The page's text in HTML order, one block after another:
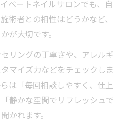
ベートネイルサロンでも、自
術者との相性はどうかなど、
が大切です。
リングの丁寧さや、アレルギ
マイズ力などをチェックしま
は「毎回相談しやすく、仕上
静かな空間でリフレッシュで
かれます。